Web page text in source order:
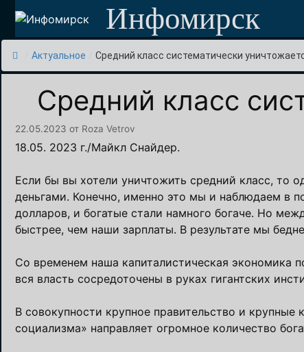
Перейти
содержимому
Инфомирск
Актуальное Средний класс систематически
Средний класс
22.05.2023 от Roza Vetrov
18.05. 2023 г./Майкл Снайдер.
Если бы вы хотели уничтожить средний класс, то
деньгами. Конечно, именно это мы и наблюдаем в
долларов, и богатые стали намного богаче. Но
быстрее, чем наши зарплаты. В результате мы
Со временем наша капиталистическая экономика
вся власть сосредоточены в руках гигантских
В совокупности крупное правительство и
социализма» направляет огромное количество